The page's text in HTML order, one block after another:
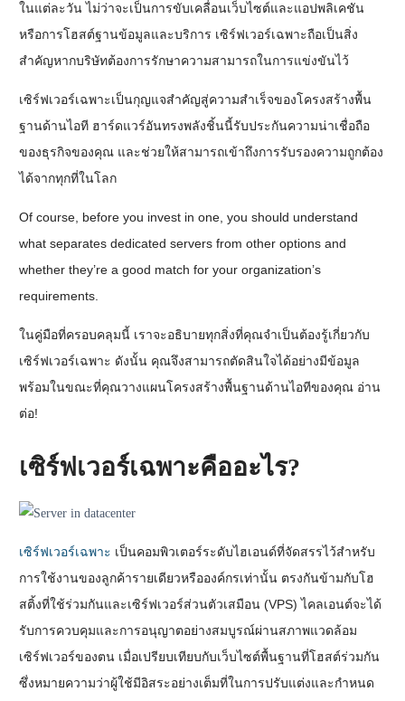
ในแต่ละวัน ไม่ว่าจะเป็นการขับเคลื่อนเว็บไซต์และแอปพลิเคชัน
หรือการโฮสต์ฐานข้อมูลและบริการ เซิร์ฟเวอร์เฉพาะถือเป็นสิ่ง
สำคัญหากบริษัทต้องการรักษาความสามารถในการแข่งขันไว้
เซิร์ฟเวอร์เฉพาะเป็นกุญแจสำคัญสู่ความสำเร็จของโครงสร้างพื้น
ฐานด้านไอที ฮาร์ดแวร์อันทรงพลังชิ้นนี้รับประกันความน่าเชื่อถือ
ของธุรกิจของคุณ และช่วยให้สามารถเข้าถึงการรับรองความถูกต้อง
ได้จากทุกที่ในโลก
Of course, before you invest in one, you should understand
what separates dedicated servers from other options and
whether they’re a good match for your organization’s
requirements.
ในคู่มือที่ครอบคลุมนี้ เราจะอธิบายทุกสิ่งที่คุณจำเป็นต้องรู้เกี่ยวกับ
เซิร์ฟเวอร์เฉพาะ ดังนั้น คุณจึงสามารถตัดสินใจได้อย่างมีข้อมูล
พร้อมในขณะที่คุณวางแผนโครงสร้างพื้นฐานด้านไอทีของคุณ อ่าน
ต่อ!
เซิร์ฟเวอร์เฉพาะคืออะไร?
เซิร์ฟเวอร์เฉพาะ เป็นคอมพิวเตอร์ระดับไฮเอนด์ที่จัดสรรไว้สำหรับ
การใช้งานของลูกค้ารายเดียวหรือองค์กรเท่านั้น ตรงกันข้ามกับโฮ
สติ้งที่ใช้ร่วมกันและเซิร์ฟเวอร์ส่วนตัวเสมือน (VPS) ไคลเอนต์จะได้
รับการควบคุมและการอนุญาตอย่างสมบูรณ์ผ่านสภาพแวดล้อม
เซิร์ฟเวอร์ของตน เมื่อเปรียบเทียบกับเว็บไซต์พื้นฐานที่โฮสต์ร่วมกัน
ซึ่งหมายความว่าผู้ใช้มีอิสระอย่างเต็มที่ในการปรับแต่งและกำหนด